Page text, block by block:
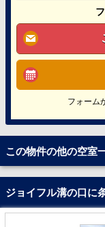
フォーム
この物件の他の空室
ジョイフル溝の口に